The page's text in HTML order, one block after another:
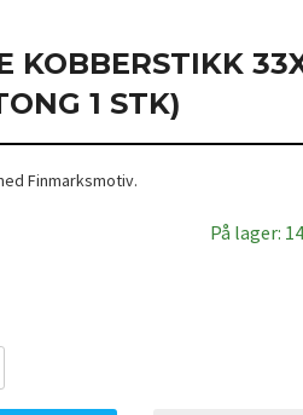
KOBBERSTIKK
1 STK)
Finmarksmotiv.
På lager: